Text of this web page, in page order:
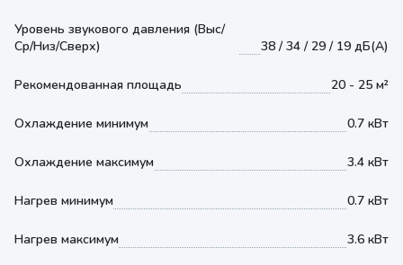
Уровень звукового давления (Выс/
Ср/Низ/Сверх)
38 / 34 / 29 / 19 дБ(А)
Рекомендованная площадь 20 - 25 м²
Охлаждение минимум 0.7 кВт
Охлаждение максимум 3.4 кВт
Нагрев минимум 0.7 кВт
Нагрев максимум 3.6 кВт